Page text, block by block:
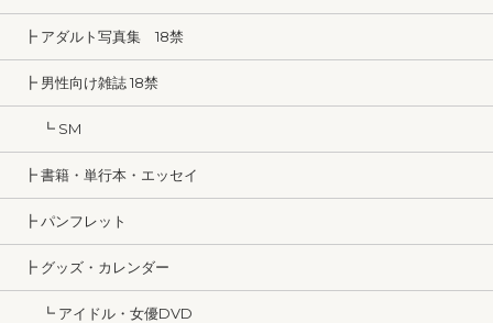
┣ アダルト写真集 18禁
┣ 男性向け雑誌 18禁
┗ SM
┣ 書籍・単行本・エッセイ
┣ パンフレット
┣ グッズ・カレンダー
┗ アイドル・女優DVD